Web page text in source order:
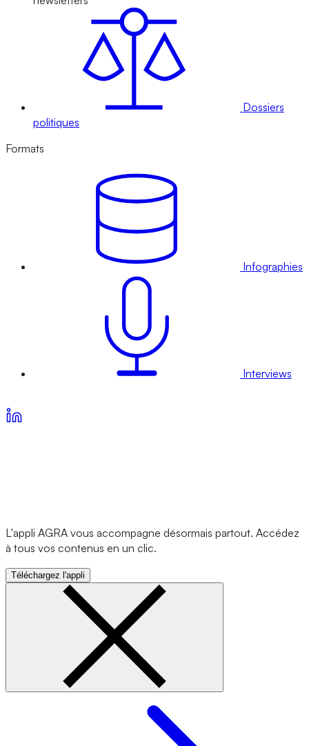
Dossiers
politiques
Formats
Infographies
Interviews
L'appli AGRA vous accompagne désormais partout. Accédez
à tous vos contenus en un clic.
Téléchargez l'appli